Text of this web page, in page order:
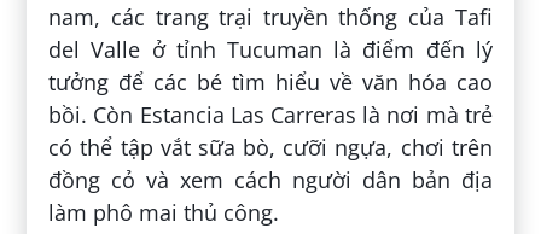
nam, các trang trại truyền thống của Tafi
del Valle ở tỉnh Tucuman là điểm đến lý
tưởng để các bé tìm hiểu về văn hóa cao
bồi. Còn Estancia Las Carreras là nơi mà trẻ
có thể tập vắt sữa bò, cưỡi ngựa, chơi trên
đồng cỏ và xem cách người dân bản địa
làm phô mai thủ công.